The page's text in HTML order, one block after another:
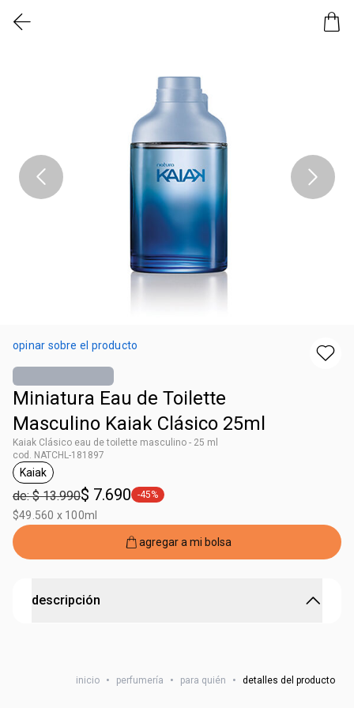
opinar sobre el producto
Miniatura Eau de Toilette
Masculino Kaiak Clásico 25ml
Kaiak Clásico eau de toilette masculino - 25 ml
cod. NATCHL-181897
general.tag Kaiak
Kaiak
de: $ 13.990$ 7.690 general.tag -45%
-45%
$49.560 x 100ml
agregar a mi bolsa
descripción
Siente el poder de la frescura.
inicio • perfumería • para quién • detalles del producto